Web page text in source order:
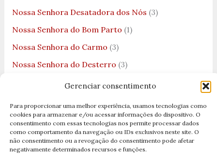
Gerenciar consentimento
Para proporcionar uma melhor experiência, usamos tecnologias como
cookies para armazenar e/ou acessar informações do dispositivo. O
consentimento com essas tecnologias nos permite processar dados
como comportamento da navegação ou IDs exclusivos neste site. O
não consentimento ou a revogação do consentimento pode afetar
negativamente determinados recursos e funções.
Nossa Senhora Desatadora dos Nós (3)
Nossa Senhora do Bom Parto (1)
Nossa Senhora do Carmo (3)
Nossa Senhora do Desterro (3)
Nossa Senhora do Ó
(1)
Nossa Senhora dos Navegantes(1)
Nossa Senhora dos Remédios(1)
Nossa Senhora Rainha da Paz(3)